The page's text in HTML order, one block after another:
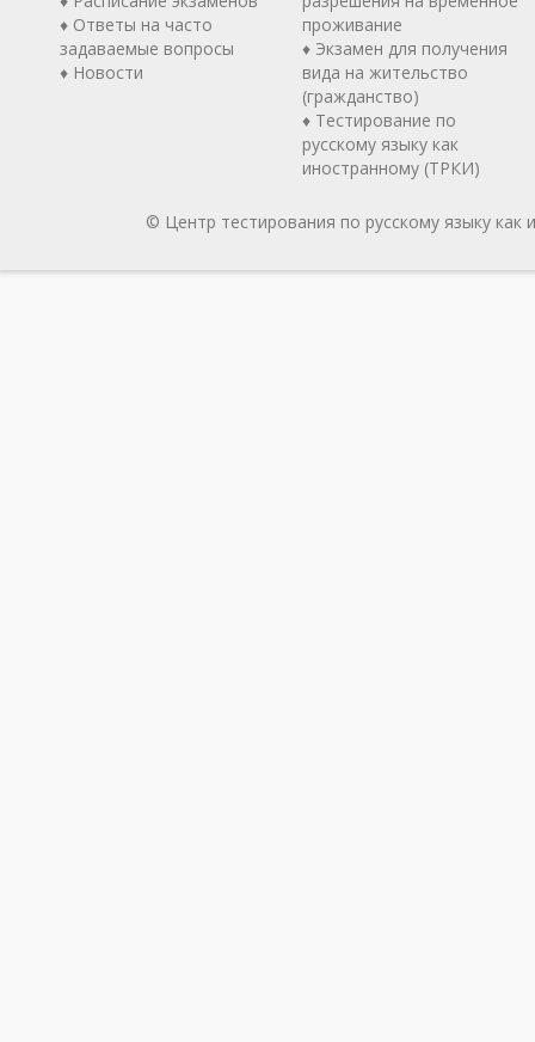
♦ Ответы на часто
задаваемые вопросы
♦ Новости
проживание
♦ Экзамен для получения
вида на жительство
(гражданство)
♦ Тестирование по
русскому языку как
иностранному (ТРКИ)
© Центр тестирования по русскому языку как